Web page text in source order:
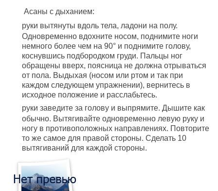
Асаны с дыханием:
руки вытянуты вдоль тела, ладони на полу.
Одновременно вдохните носом, поднимите ноги
немного более чем на 90° и поднимите голову,
коснувшись подбородком груди. Пальцы ног
обращены вверх, поясница не должна отрываться
от пола. Выдыхая (носом или ртом и так при
каждом следующем упражнении), вернитесь в
исходное положение и расслабьтесь.
руки заведите за голову и выпрямите. Дышите как
обычно. Вытягивайте одновременно левую руку и
ногу в противоположных направлениях. Повторите
то же самое для правой стороны. Сделать 10
вытягиваний для каждой стороны.